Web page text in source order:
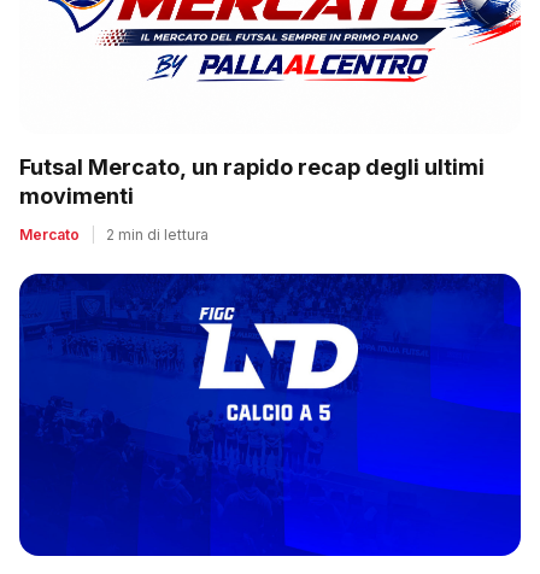
Futsal Mercato, un rapido recap degli ultimi
movimenti
Mercato 2 min di lettura